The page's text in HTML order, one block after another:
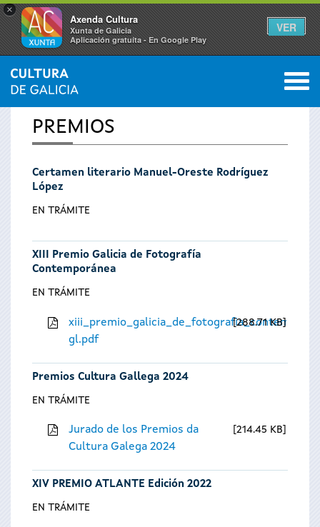
×
Axenda Cultura
Xunta de Galicia
Aplicación gratuíta - En Google Play
VER
Se
encuentra
usted
aquí
INICIO 0
PREMIOS
Certamen literario Manuel-Oreste Rodríguez
López
EN TRÁMITE
XIII Premio Galicia de Fotografía
Contemporánea
EN TRÁMITE
gl.pdf
288.71 KB
Premios Cultura Gallega 2024
EN TRÁMITE
Jurado de los Premios da
Cultura Galega 2024
214.45 KB
XIV PREMIO ATLANTE Edición 2022
EN TRÁMITE